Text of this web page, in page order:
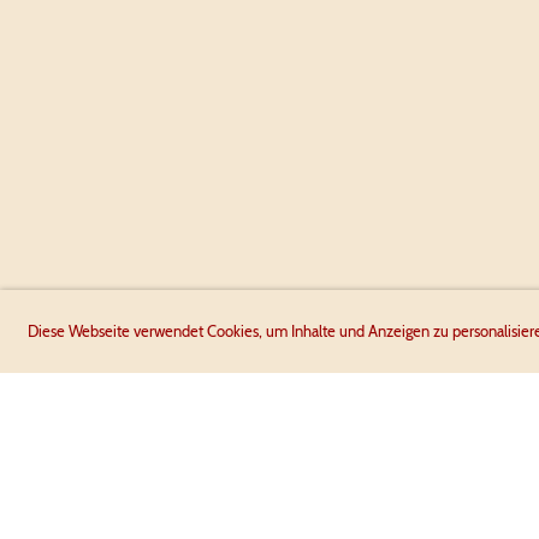
Diese Webseite verwendet Cookies, um Inhalte und Anzeigen zu